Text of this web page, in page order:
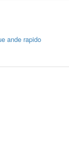
ande rapido